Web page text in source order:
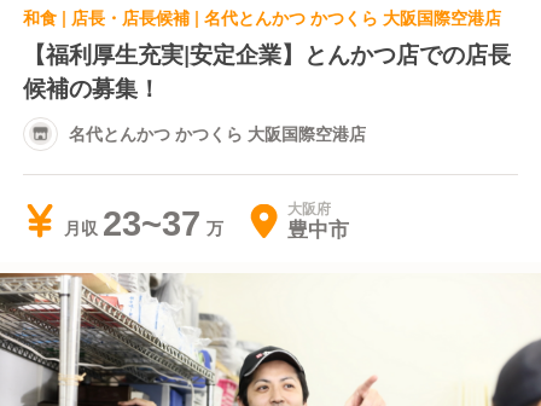
和食 | 店長・店長候補 | 名代とんかつ かつくら 大阪国際空港店
【福利厚生充実|安定企業】とんかつ店での店長
候補の募集！
名代とんかつ かつくら 大阪国際空港店
月収 23~37 大阪府
豊中市